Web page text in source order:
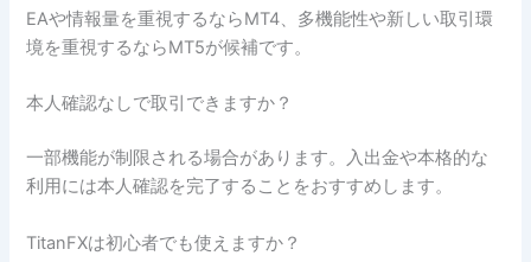
EAや情報量を重視するならMT4、多機能性や新しい取引環
境を重視するならMT5が候補です。
本人確認なしで取引できますか？
一部機能が制限される場合があります。入出金や本格的な
利用には本人確認を完了することをおすすめします。
TitanFXは初心者でも使えますか？